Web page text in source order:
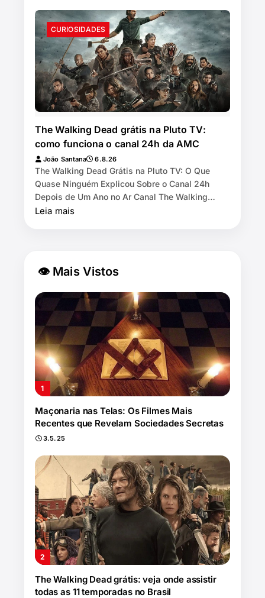
CURIOSIDADES
The Walking Dead grátis na Pluto TV:
como funciona o canal 24h da AMC
João Santana 6.8.26
The Walking Dead Grátis na Pluto TV: O Que
Quase Ninguém Explicou Sobre o Canal 24h
Depois de Um Ano no Ar Canal The Walking
Dead by AMC exibe as 11 temporadas de graça
Leia mais
👁 Mais Vistos
Maçonaria nas Telas: Os Filmes Mais
Recentes que Revelam Sociedades Secretas
3.5.25
The Walking Dead grátis: veja onde assistir
todas as 11 temporadas no Brasil